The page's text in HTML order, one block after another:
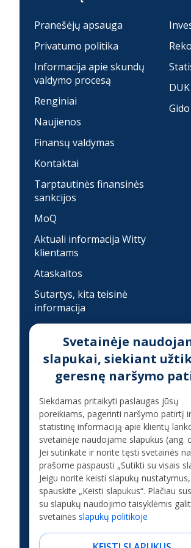
Pranešėjų apsauga
Privatumo politika
Informacija apie skundų
valdymo procesą
Renginiai
Naujienos
Finansų valdymas
Kontaktai
Tarptautinės finansinės
sankcijos
MoQ
Aktuali informacija Witty
klientams
Ataskaitos
Sutartys, kita teisinė
informacija
Developer
Įkainiai
Finansinis sukčiavimas
DUK
Konsultacija telefonu
+37070080075
(skambinant iš užsienio
Vartojimo paskola Kreditas
Paskola studijoms
Svetainėje
slapukai, siekiant
geresnę naršymo
Siekdamas pritaikyti paslaugas jūsų
poreikiams, pagerinti naršymo patirtį
statistinę informaciją apie klientų
svetainėje naudojame slapukus (ang.
Jei sutinkate ir norite tęsti svetainės
prašome paspausti „Sutikti su visais
Jeigu norite keisti slapukų nustatymus,
spauskite „Keisti slapukus“. Plačiau
su slapukų naudojimo taisyklėmis
svetainės slapukų politikoje